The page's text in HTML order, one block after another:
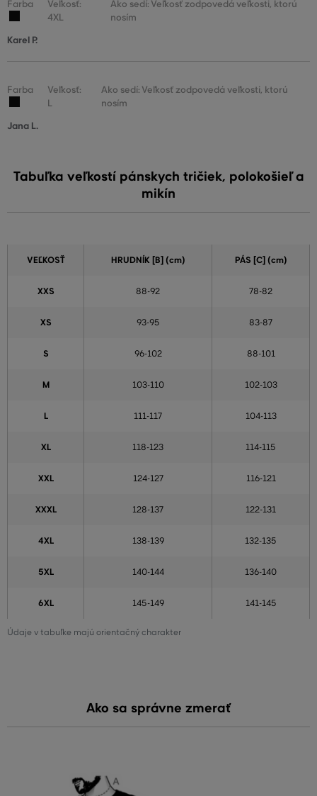
Farba
Veľkosť:
4XL
Ako sedí: Veľkosť zodpovedá veľkosti, ktorú
nosím
Karel P.
Farba
Veľkosť:
L
Ako sedí: Veľkosť zodpovedá veľkosti, ktorú
nosím
Jana L.
Tabuľka veľkostí pánskych tričiek, polokošieľ a
mikín
Údaje v tabuľke majú orientačný charakter
VEĽKOSŤ HRUDNÍK [B] (cm) PÁS [C] (cm)
XXS 88-92 78-82
XS 93-95 83-87
S 96-102 88-101
M 103-110 102-103
L 111-117 104-113
XL 118-123 114-115
XXL 124-127 116-121
XXXL 128-137 122-131
4XL 138-139 132-135
5XL 140-144 136-140
6XL 145-149 141-145
Ako sa správne zmerať